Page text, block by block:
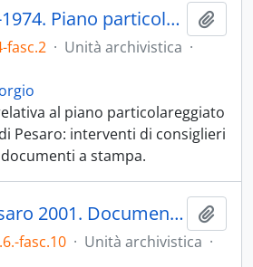
"Comune 1973-1974. Piano particolareggiato del centro storico. Documenti"
fasc.2 · Unità archivistica ·
al piano particolareggiato
Pesaro: interventi di consiglieri
a stampa.
[Comune di Pesaro 2001. Documenti su Urban Center]
fasc.10 · Unità archivistica ·